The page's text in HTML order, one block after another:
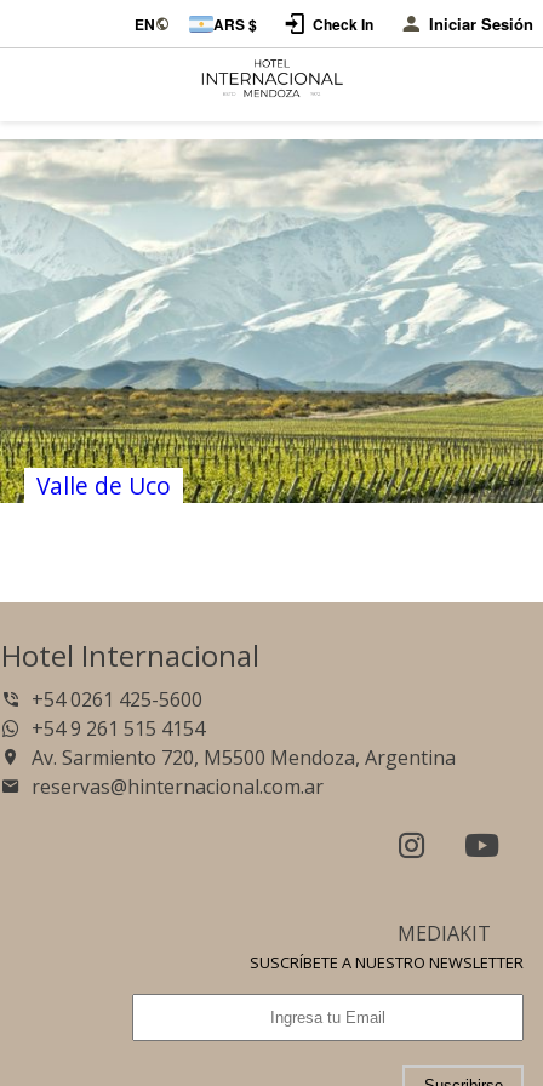
EN ARS $ Check In Iniciar Sesión
Valle de Uco
Hotel Internacional
+54 0261 425-5600
+54 9 261 515 4154
Av. Sarmiento 720, M5500 Mendoza, Argentina
reservas@hinternacional.com.ar
MEDIAKIT
SUSCRÍBETE A NUESTRO NEWSLETTER